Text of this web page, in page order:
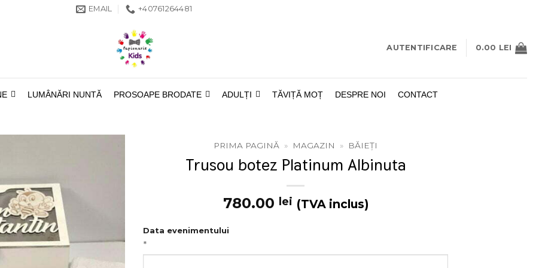
EMAIL +40761264481
AUTENTIFICARE 0.00 LEI
LUMÂNĂRI NUNTĂ PROSOAPE BRODATE ADULȚI TĂVIȚĂ MOȚ DESPRE NOI CONTACT
PRIMA PAGINĂ » MAGAZIN » BĂIEȚI
Trusou botez Platinum Albinuta
780.00 lei (TVA inclus)
Data evenimentului
*